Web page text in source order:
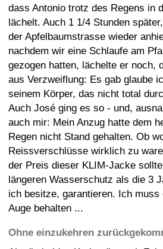
dass Antonio trotz des Regens in
lächelt. Auch 1 1/4 Stunden
der Apfelbaumstrasse wieder
nachdem wir eine Schlaufe am
gezogen hatten, lächelte er noch,
aus Verzweiflung: Es gab glaube
seinem Körper, das nicht total
Auch José ging es so - und,
auch mir: Mein Anzug hatte dem
Regen nicht Stand gehalten. Ob
Reissverschlüsse wirklich zu
der Preis dieser KLIM-Jacke
längeren Wasserschutz als die 3
ich besitze, garantieren. Ich muss
Auge behalten ...
Ohne einzukehren